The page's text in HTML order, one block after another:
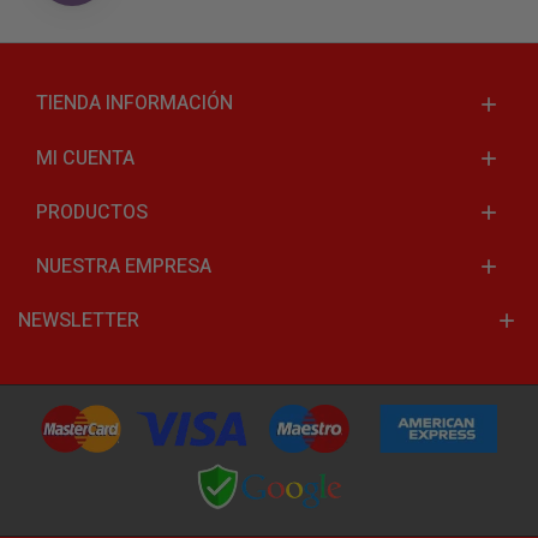
TIENDA INFORMACIÓN
MI CUENTA
PRODUCTOS
NUESTRA EMPRESA
NEWSLETTER